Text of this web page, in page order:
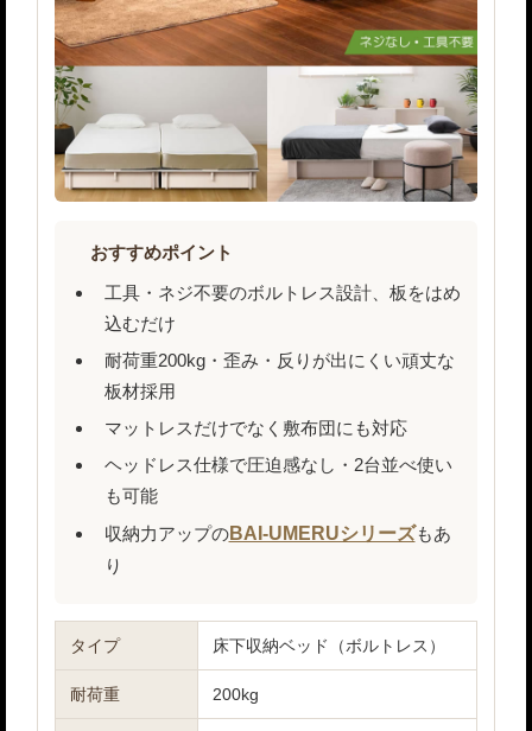
おすすめポイント
工具・ネジ不要のボルトレス設計、板をはめ
込むだけ
耐荷重200kg・歪み・反りが出にくい頑丈な
板材採用
マットレスだけでなく敷布団にも対応
ヘッドレス仕様で圧迫感なし・2台並べ使い
も可能
収納力アップのBAI-UMERUシリーズもあ
り
タイプ 床下収納ベッド（ボルトレス）
耐荷重 200kg